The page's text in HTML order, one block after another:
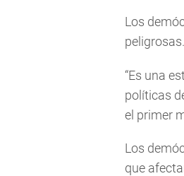
Los
peligrosas.
“Es una
políticas
el primer
Los
que